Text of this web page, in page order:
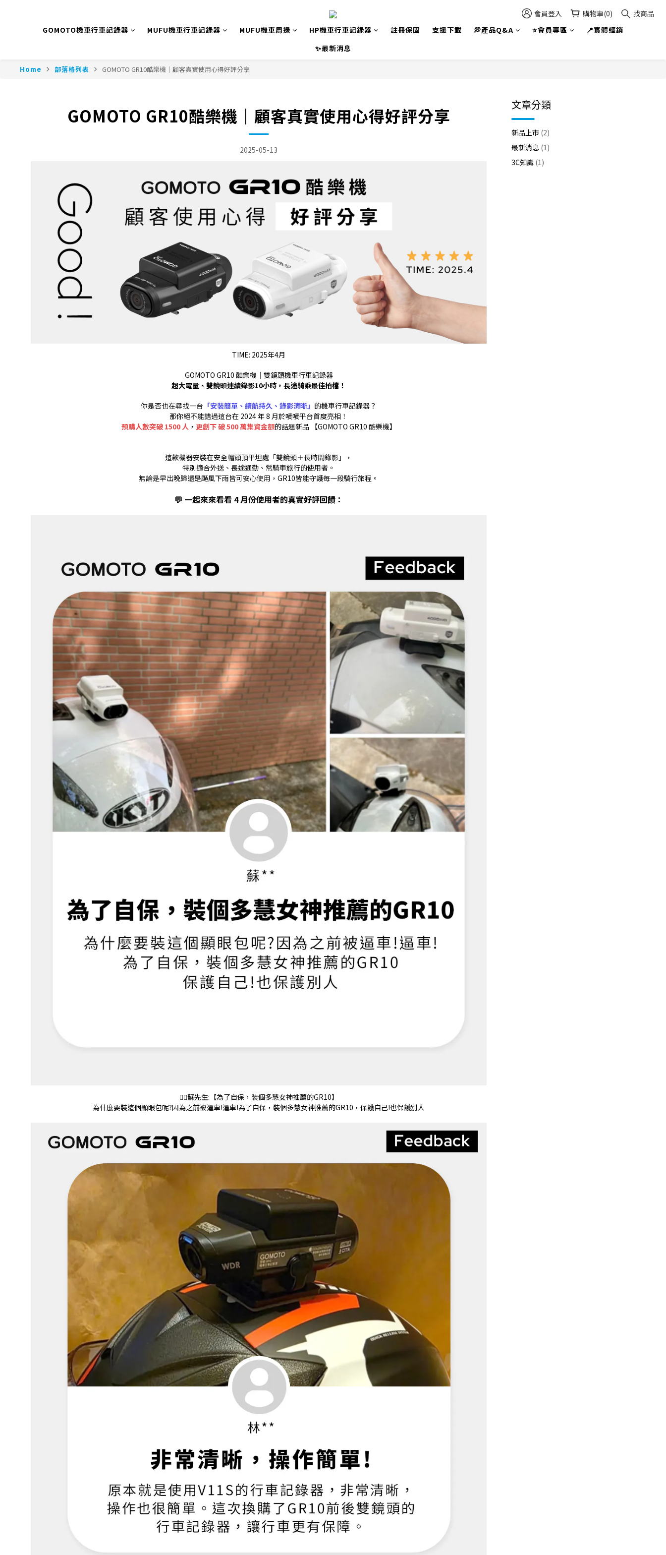
會員登入 購物車(0)
找商品
GOMOTO機車行車記錄器
MUFU機車行車記錄器 MUFU機車周邊 HP機車行車記錄器 註冊保固 支援下載 💭產品Q&A ⭐會員專區
📍實體經銷
✨最新消息
Home 部落格列表 GOMOTO GR10酷樂機｜顧客真實使用心得好評分享
GOMOTO GR10酷樂機｜顧客真實使用心得好評分享
2025-05-13
TIME: 2025年4月
GOMOTO GR10 酷樂機｜雙鏡頭機車行車記錄器
超大電量、雙鏡頭連續錄影10小時，長途騎乘最佳拍檔！
你是否也在尋找一台 「安裝簡單、續航持久、錄影清晰」 的機車行車記錄器？
那你絕不能錯過這台在 2024 年 8 月於嘖嘖平台首度亮相！
預購人數突破 1500 人， 更創下 破 500 萬集資金額的話題新品 【GOMOTO GR10 酷樂機】
這款機器安裝在安全帽頭頂平坦處「雙鏡頭＋長時間錄影」，
特別適合外送、長途通勤、常騎車旅行的使用者。
無論是早出晚歸還是颳風下雨皆可安心使用，GR10皆能守護每一段騎行旅程。
💬 一起來來看看 4 月份使用者的真實好評回饋：
💁‍♂️蘇先生:【為了自保，裝個多慧女神推薦的GR10】
為什麼要裝這個顯眼包呢?因為之前被逼車!逼車!為了自保，裝個多慧女神推薦的GR10，保護自己!也保護別人
文章分類
新品上市 (2)
最新消息 (1)
3C知識 (1)